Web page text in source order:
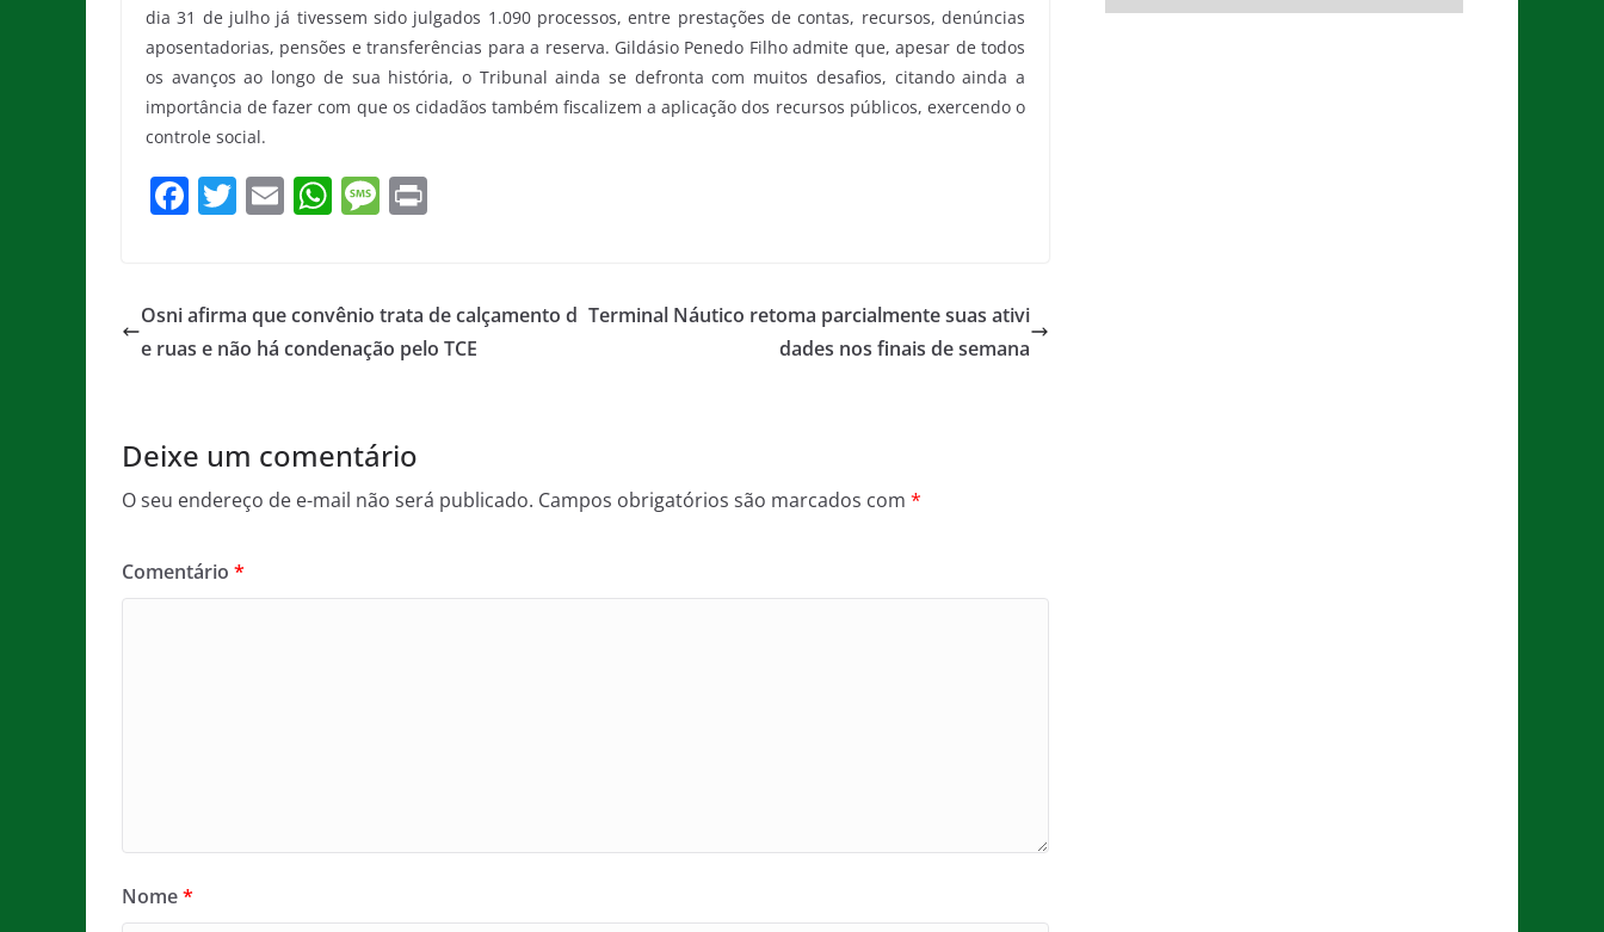
dia 31 de julho já tivessem sido julgados 1.090 processos, entre prestações de contas, recursos, denúncias
aposentadorias, pensões e transferências para a reserva. Gildásio Penedo Filho admite que, apesar de todos
os avanços ao longo de sua história, o Tribunal ainda se defronta com muitos desafios, citando ainda a
importância de fazer com que os cidadãos também fiscalizem a aplicação dos recursos públicos, exercendo o
controle social.
F
e
b
k
T
er
E
l
W
s
A
M
a
g
Osni afirma que convênio trata de calçamento d
e ruas e não há condenação pelo TCE
Terminal Náutico retoma parcialmente suas ativi
dades nos finais de semana
Deixe um comentário
O seu endereço de e-mail não será publicado. Campos obrigatórios são marcados com *
Comentário *
Nome*